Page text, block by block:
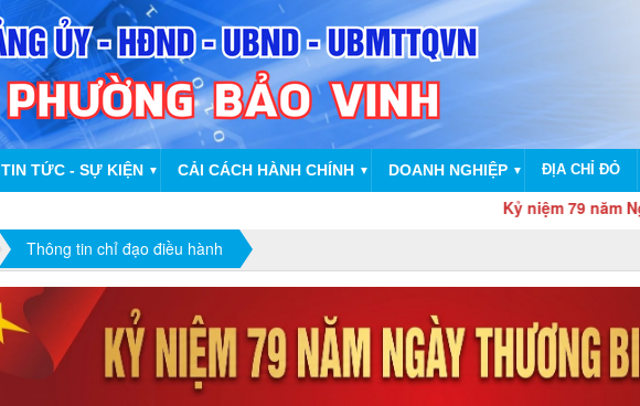
TIN TỨC - SỰ KIỆN ▼ CẢI CÁCH HÀNH CHÍNH ▼ DOANH NGHIỆP ▼ ĐỊA CHỈ ĐỎ
Kỷ niệm 79 năm Ngày Thương
Thông tin chỉ đạo điều hành